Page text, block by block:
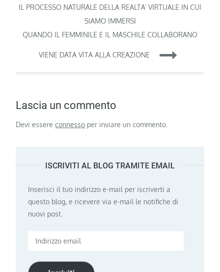
articoli
IL PROCESSO NATURALE DELLA REALTA’ VIRTUALE IN CUI
SIAMO IMMERSI
QUANDO IL FEMMINILE E IL MASCHILE COLLABORANO
VIENE DATA VITA ALLA CREAZIONE
Lascia un commento
Devi essereconnesso per inviare un commento.
ISCRIVITI AL BLOG TRAMITE EMAIL
Inserisci il tuo indirizzo e-mail per iscriverti a
questo blog, e ricevere via e-mail le notifiche di
nuovi post.
Indirizzo